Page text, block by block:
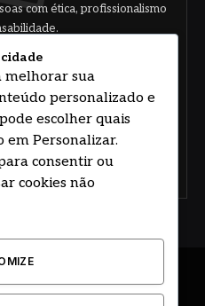
com ética, profissionalismo
termos e acordo de política
HOSTING PRIME BRASIL
melhorar sua
personalizado e
escolher quais
em Personalizar.
consentir ou
cookies não